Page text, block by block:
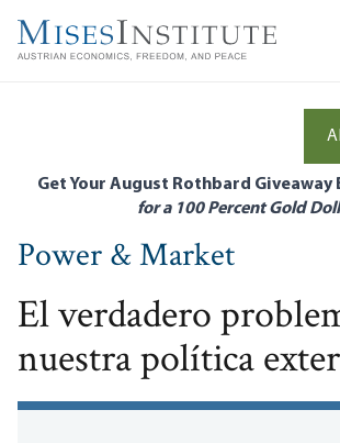
main
Get Your August Rothbard Giveaway
for a 100 Percent Gold
Power & Market
El verdadero
nuestra política